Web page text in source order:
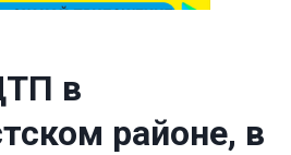
в
районе, в